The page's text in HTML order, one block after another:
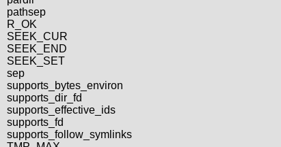
pathsep
R_OK
SEEK_CUR
SEEK_END
SEEK_SET
sep
supports_bytes_environ
supports_dir_fd
supports_effective_ids
supports_fd
supports_follow_symlinks